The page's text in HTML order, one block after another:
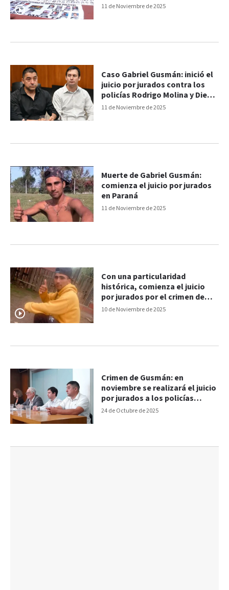
11 de Noviembre de 2025
Gusmán
11 de Noviembre de 2025
Caso Gabriel Gusmán: inició el
juicio por jurados contra los
policías Rodrigo Molina y Diego
Íbalo
11 de Noviembre de 2025
Muerte de Gabriel Gusmán:
comienza el juicio por jurados
en Paraná
10 de Noviembre de 2025
Con una particularidad
histórica, comienza el juicio
por jurados por el crimen de
Gabriel Gusmán
24 de Octubre de 2025
Crimen de Gusmán: en
noviembre se realizará el juicio
por jurados a los policías
acusados